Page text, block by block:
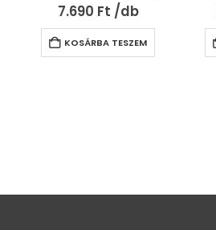
7.690 Ft
KOSÁRBA TESZEM